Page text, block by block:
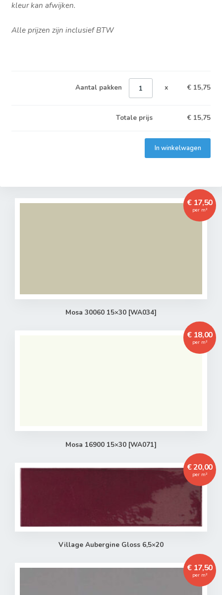
kleur kan afwijken.
Alle prijzen zijn inclusief BTW
Aantal pakken x € 15,75
Totale prijs € 15,75
In winkelwagen
Mosa 30060 15×30 [WA034]
€ 17,50
per m²
Mosa 16900 15×30 [WA071]
€ 18,00
per m²
Village Aubergine Gloss 6,5×20
€ 20,00
per m²
€ 17,50
per m²
Het product is toegevoegd aan uw winkelwagen.